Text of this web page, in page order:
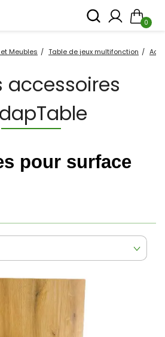
0
Meubles Table de jeux multifonction
accessoires
pour surface